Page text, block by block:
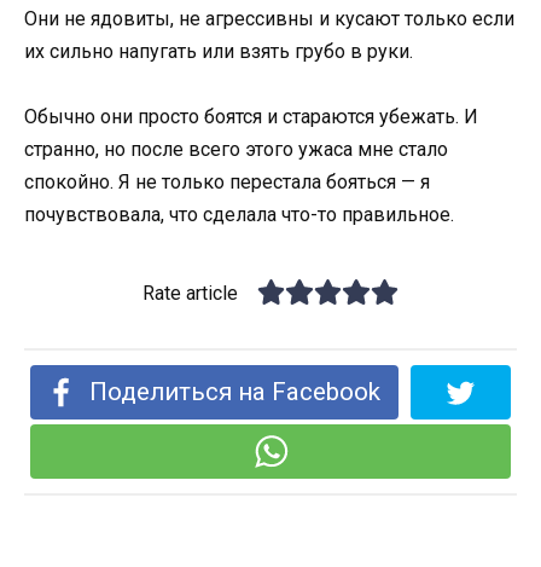
Они не ядовиты, не агрессивны и кусают только если
их сильно напугать или взять грубо в руки.
Обычно они просто боятся и стараются убежать. И
странно, но после всего этого ужаса мне стало
спокойно. Я не только перестала бояться — я
почувствовала, что сделала что-то правильное.
Rate article
Поделиться на Facebook